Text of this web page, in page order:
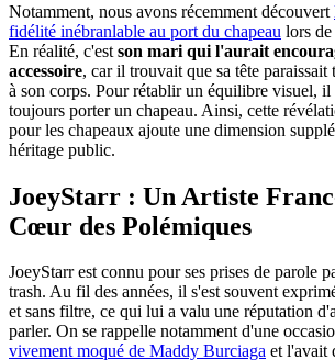
Notamment, nous avons récemment découvert
fidélité inébranlable au port du chapeau lors de
En réalité, c'est son mari qui l'aurait
accessoire, car il trouvait que sa tête
à son corps. Pour rétablir un équilibre visuel, il
toujours porter un chapeau. Ainsi, cette
pour les chapeaux ajoute une dimension
héritage public.
JoeyStarr : Un Artiste
Cœur des Polémiques
JoeyStarr est connu pour ses prises de parole
trash. Au fil des années, il s'est souvent
et sans filtre, ce qui lui a valu une réputation
parler. On se rappelle notamment d'une
vivement moqué de Maddy Burciaga et l'avait